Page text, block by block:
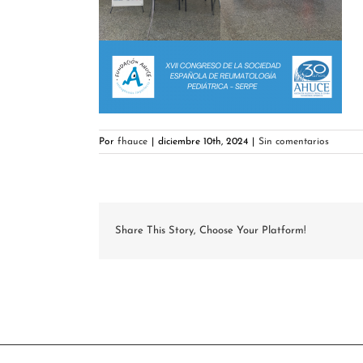
Por fhauce diciembre 10th, 2024 Sin comentarios
Share This Story, Choose Your Platform!